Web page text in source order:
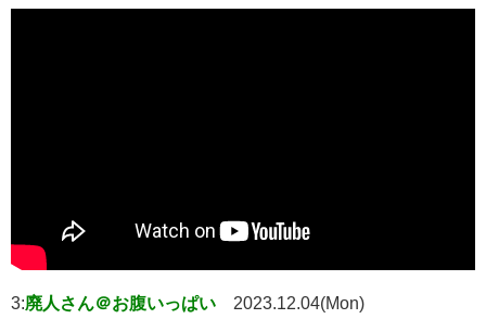
3:廃人さん＠お腹いっぱい
2023.12.04(Mon)